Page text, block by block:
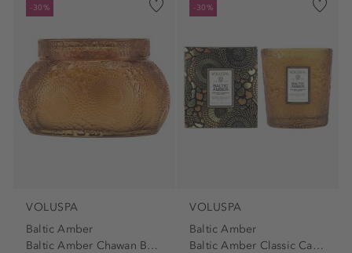
-30%
VOLUSPA
Baltic Amber
Baltic Amber Chawan Bowl...
-30%
VOLUSPA
Baltic Amber
Baltic Amber Classic Candle